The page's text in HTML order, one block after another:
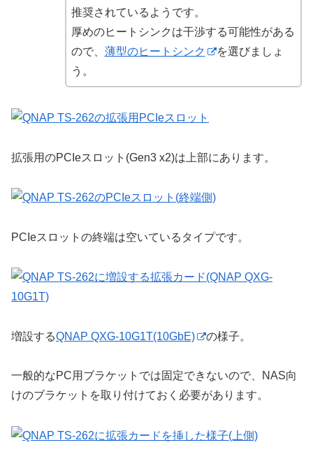
推奨されているようです。
厚めのヒートシンクは干渉する可能性がある
ので、 薄型のヒートシンク
を選びましょ
う。
拡張用のPCIeスロット(Gen3 x2)は上部にあります。
PCIeスロットの終端は空いているタイプです。
増設するQNAP QXG-10G1T(10GbE) の様子。
一般的なPC用ブラケットでは固定できないので、NAS向
けのブラケットを取り付けておく必要があります。